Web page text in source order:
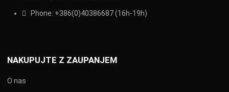
Phone: +386(0)40386687 (16h-19h)
NAKUPUJTE Z ZAUPANJEM
O nas